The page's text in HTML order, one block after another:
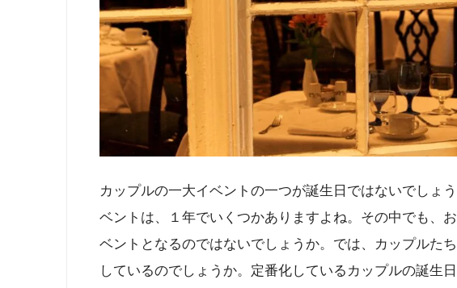
カップルの一大イベントの一つが誕生日ではないでしょ
ベントは、１年でいくつかありますよね。その中でも、
ベントとなるのではないでしょうか。では、カップルた
しているのでしょうか。定番化しているカップルの誕生